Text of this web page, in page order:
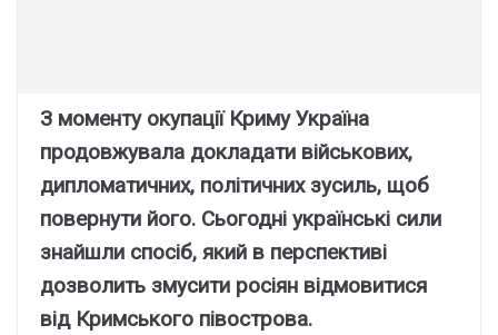
З моменту окупації Криму Україна
продовжувала докладати військових,
дипломатичних, політичних зусиль, щоб
повернути його. Сьогодні українські сили
знайшли спосіб, який в перспективі
дозволить змусити росіян відмовитися
від Кримського півострова.